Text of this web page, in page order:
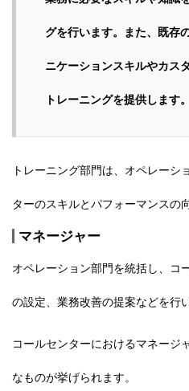
グを行います。また、既存
ニケーションスキルやカス
トレーニングを提供します。
トレーニング部門は、 オペレーシ
ターのスキルとパフォーマンスの
マネージャー
オペレーション部門を統括し、コ
の設定、業務改善の提案などを行
コールセンターにおけるマネージ
なものが挙げられます。